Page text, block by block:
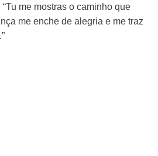
me mostras o caminho que
me enche de alegria e me traz